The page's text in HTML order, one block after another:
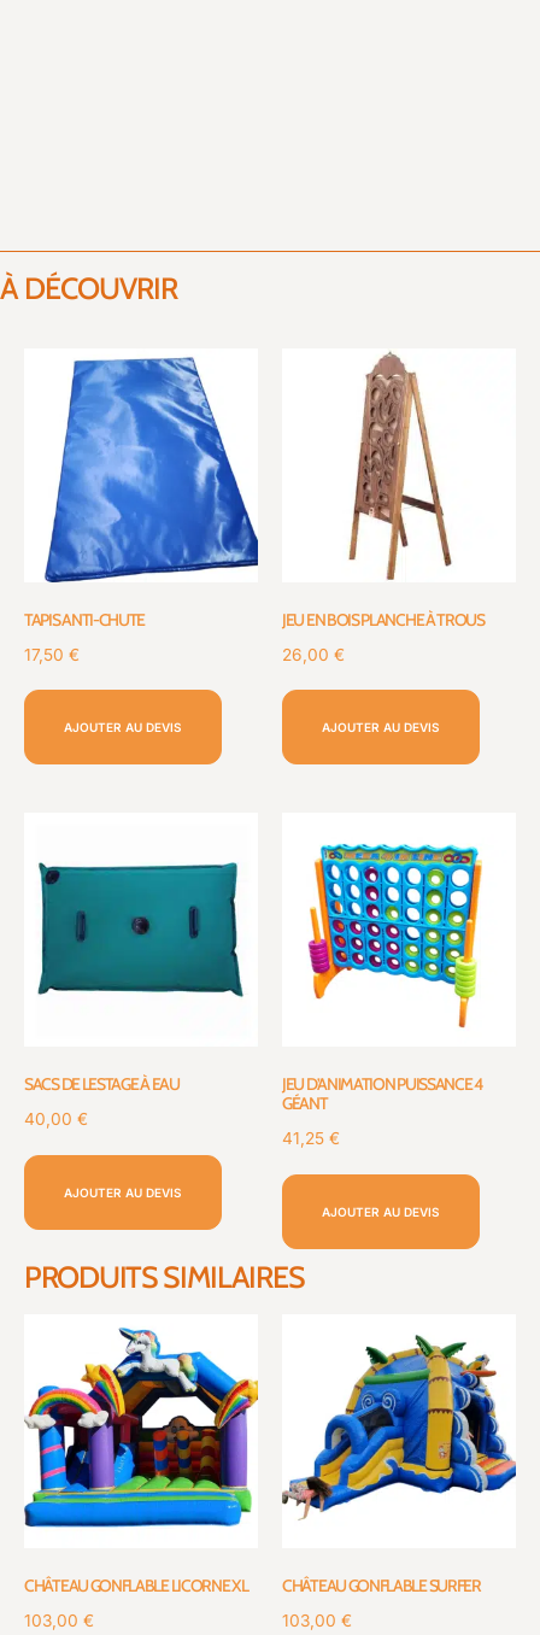
À DÉCOUVRIR
TAPIS ANTI-CHUTE
17,50 €
AJOUTER AU DEVIS
JEU EN BOIS PLANCHE À TROUS
26,00 €
AJOUTER AU DEVIS
SACS DE LESTAGE À EAU
40,00 €
AJOUTER AU DEVIS
JEU D’ANIMATION PUISSANCE 4
GÉANT
41,25 €
AJOUTER AU DEVIS
PRODUITS SIMILAIRES
CHÂTEAU GONFLABLE LICORNE XL
103,00 €
CHÂTEAU GONFLABLE SURFER
103,00 €